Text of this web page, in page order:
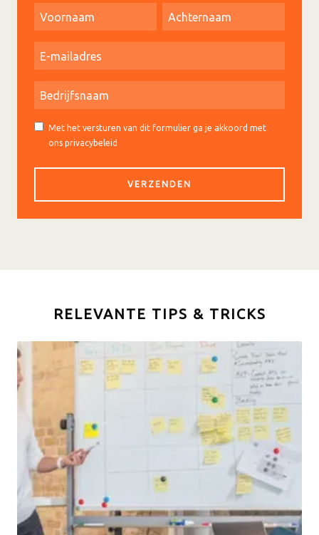
Met het versturen van dit formulier ga je akkoord met
ons privacybeleid
RELEVANTE TIPS & TRICKS